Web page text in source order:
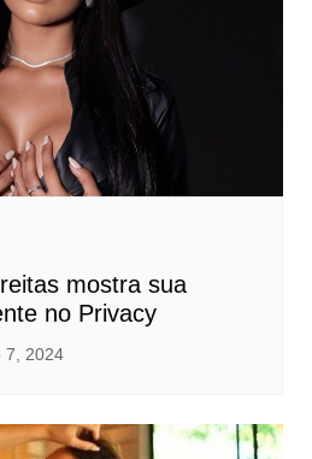
mostra sua
no Privacy
7, 2024